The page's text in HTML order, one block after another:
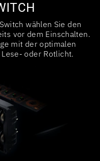
wählen Sie den
vor dem Einschalten.
mit der optimalen
oder Rotlicht.